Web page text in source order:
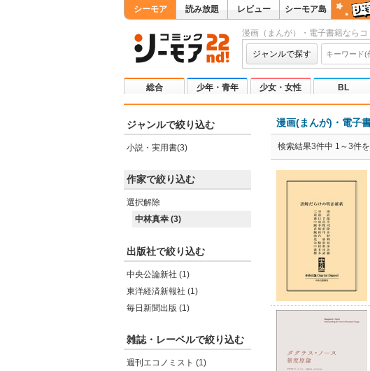
シーモア 読み放題 レビュー シーモア島
漫画（まんが）・電子書籍ならコ
ジャンルで探す
総合 少年・青年 少女・女性 BL
ジャンルで絞り込む
小説・実用書(3)
作家で絞り込む
選択解除
中林真幸 (3)
出版社で絞り込む
中央公論新社 (1)
東洋経済新報社 (1)
毎日新聞出版 (1)
雑誌・レーベルで絞り込む
週刊エコノミスト (1)
漫画(まんが)・電子
検索結果3件中 1～3件